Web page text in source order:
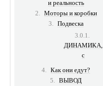
и реальность
Моторы и коробки
Подвеска
ДИНАМИКА,
с
Как они едут?
ВЫВОД